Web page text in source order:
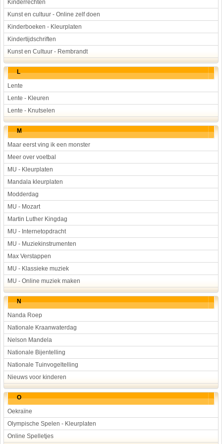
Kinderrechten
Kunst en cultuur - Online zelf doen
Kinderboeken - Kleurplaten
Kindertijdschriften
Kunst en Cultuur - Rembrandt
L
Lente
Lente - Kleuren
Lente - Knutselen
M
Maar eerst ving ik een monster
Meer over voetbal
MU - Kleurplaten
Mandala kleurplaten
Modderdag
MU - Mozart
Martin Luther Kingdag
MU - Internetopdracht
MU - Muziekinstrumenten
Max Verstappen
MU - Klassieke muziek
MU - Online muziek maken
N
Nanda Roep
Nationale Kraanwaterdag
Nelson Mandela
Nationale Bijentelling
Nationale Tuinvogeltelling
Nieuws voor kinderen
O
Oekraïne
Olympische Spelen - Kleurplaten
Online Spelletjes